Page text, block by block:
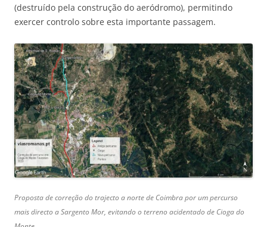
(destruído pela construção do aeródromo), permitindo
exercer controlo sobre esta importante passagem.
Proposta de correção do trajecto a norte de Coimbra por um percurso
mais directo a Sargento Mor, evitando o terreno acidentado de Cioga do